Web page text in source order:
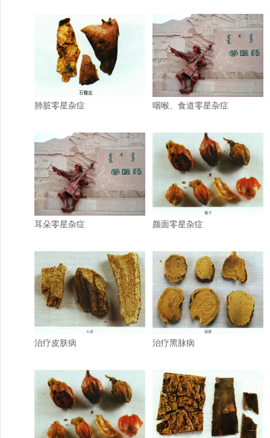
肺脏零星杂症 咽喉、食道零星杂症
耳朵零星杂症 颜面零星杂症
治疗皮肤病 治疗黑脉病